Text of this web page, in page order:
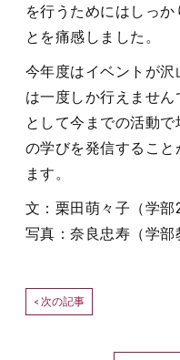
を行うためにはしっ
とを痛感しました。
今年度はイベントが
は一度しか行えませ
として今までの活動
の学びを発信するこ
ます。
文：栗田萌々子（学部2
写真：奈良忠寿（学部
< 次の記事